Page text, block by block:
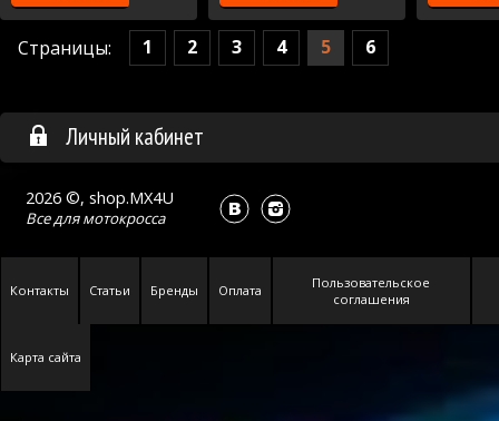
Страницы: 1 2 3 4 5 6
Личный кабинет
2026 ©, shop.MX4U
Все длямотокросса
Контакты Статьи Бренды Оплата
Пользовательское
соглашения
Карта сайта